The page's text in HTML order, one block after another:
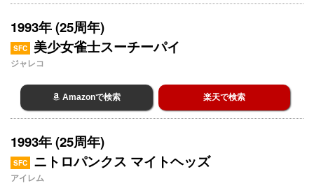
1993年 (25周年)
SFC 美少女雀士スーチーパイ
ジャレコ
Amazonで検索 楽天で検索
1993年 (25周年)
SFC ニトロパンクス マイトヘッズ
アイレム